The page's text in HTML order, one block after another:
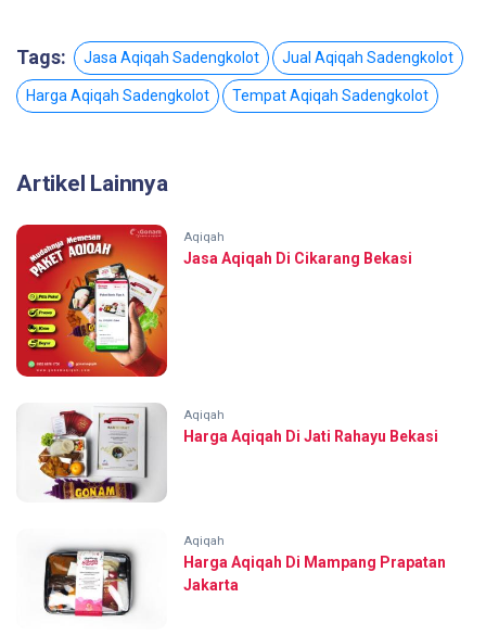
Tags: Jasa Aqiqah Sadengkolot Jual Aqiqah Sadengkolot
Harga Aqiqah Sadengkolot Tempat Aqiqah Sadengkolot
Artikel Lainnya
Aqiqah
Jasa Aqiqah Di Cikarang Bekasi
Aqiqah
Harga Aqiqah Di Jati Rahayu Bekasi
Aqiqah
Harga Aqiqah Di Mampang Prapatan
Jakarta